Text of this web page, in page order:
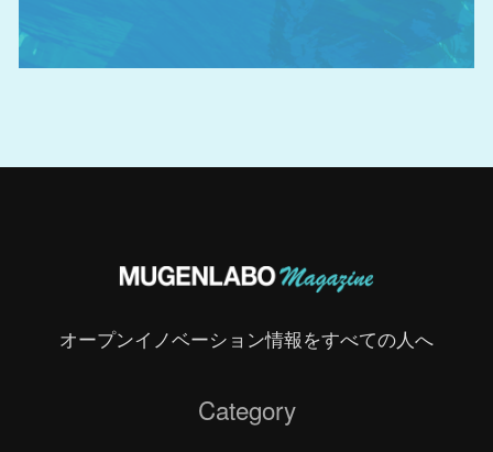
オープンイノベーション情報をすべての人へ
Category